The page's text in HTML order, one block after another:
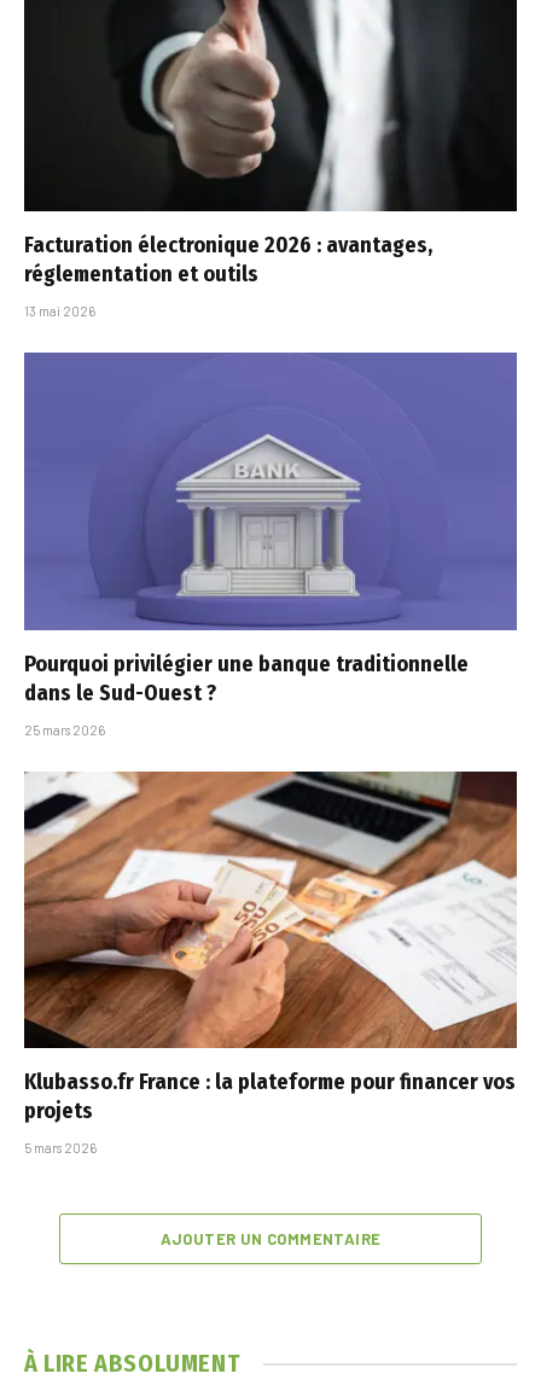
Facturation électronique 2026 : avantages,
réglementation et outils
13 mai 2026
Pourquoi privilégier une banque traditionnelle
dans le Sud-Ouest ?
25 mars 2026
Klubasso.fr France : la plateforme pour financer vos
projets
5 mars 2026
AJOUTER UN COMMENTAIRE
À LIRE ABSOLUMENT